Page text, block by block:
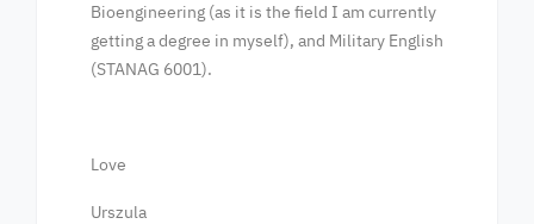
Bioengineering (as it is the field I am currently
getting a degree in myself), and Military English
(STANAG 6001).
Love
Urszula